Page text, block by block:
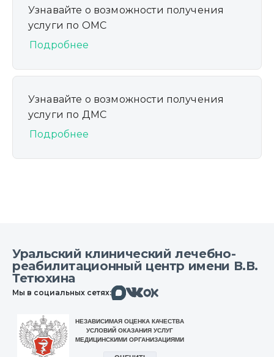
Узнавайте о возможности получения
услуги по ОМС
Подробнее
Узнавайте о возможности получения
услуги по ДМС
Подробнее
Уральский клинический лечебно-
реабилитационный центр имени В.В.
Тетюхина
Мы в социальных сетях:МаксВконтактеОдноклассники